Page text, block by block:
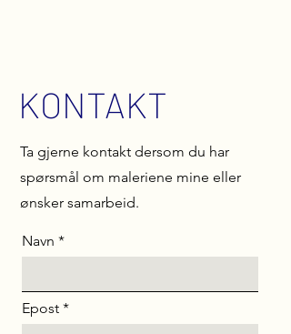
KONTAKT
Ta gjerne kontakt dersom du har
spørsmål om maleriene mine eller
ønsker samarbeid.
Navn
Epost